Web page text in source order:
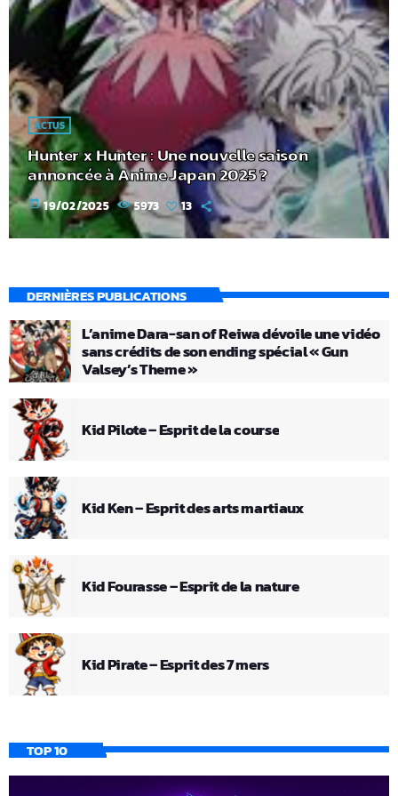
ACTUS
Hunter x Hunter : Une nouvelle saison
annoncée à Anime Japan 2025 ?
today 19/02/2025 5973 13
DERNIÈRES PUBLICATIONS
L’anime Dara-san of Reiwa dévoile une vidéo
sans crédits de son ending spécial « Gun
Valsey’s Theme »
Kid Pilote – Esprit de la course
Kid Ken – Esprit des arts martiaux
Kid Fourasse – Esprit de la nature
Kid Pirate – Esprit des 7 mers
TOP 10